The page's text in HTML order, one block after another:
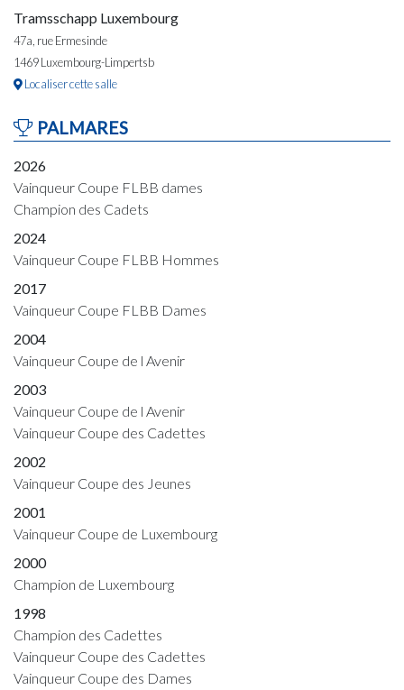
Tramsschapp Luxembourg
47a, rue Ermesinde
1469 Luxembourg-Limpertsb
Localiser cette salle
PALMARES
2026
Vainqueur Coupe FLBB dames
Champion des Cadets
2024
Vainqueur Coupe FLBB Hommes
2017
Vainqueur Coupe FLBB Dames
2004
Vainqueur Coupe de l Avenir
2003
Vainqueur Coupe de l Avenir
Vainqueur Coupe des Cadettes
2002
Vainqueur Coupe des Jeunes
2001
Vainqueur Coupe de Luxembourg
2000
Champion de Luxembourg
1998
Champion des Cadettes
Vainqueur Coupe des Cadettes
Vainqueur Coupe des Dames